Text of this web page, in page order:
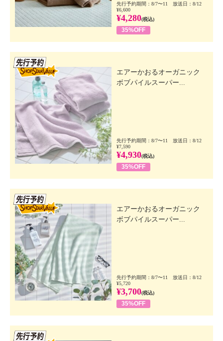
先行予約期間：8/7〜11 放送日：8/12
¥6,600
¥4,280(税込)
35%OFF
エアーかおるオーガニック
ボブパイルスーパー...
先行予約期間：8/7〜11 放送日：8/12
¥7,590
¥4,930(税込)
35%OFF
エアーかおるオーガニック
ボブパイルスーパー...
先行予約期間：8/7〜11 放送日：8/12
¥5,720
¥3,700(税込)
35%OFF